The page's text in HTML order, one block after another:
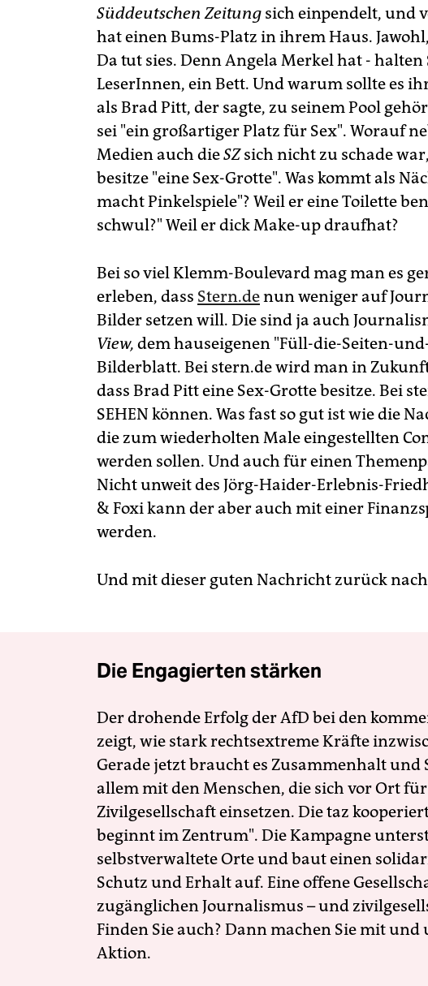
Süddeutschen Zeitung sich einpendelt, und
hat einen Bums-Platz in ihrem Haus.
Da tut sies. Denn Angela Merkel hat - halten
LeserInnen, ein Bett. Und warum sollte es
als Brad Pitt, der sagte, zu seinem Pool
sei "ein großartiger Platz für Sex". Worauf
Medien auch dieSZsich nicht zu schade
besitze "eine Sex-Grotte". Was kommt als
macht Pinkelspiele"? Weil er eine Toilette
schwul?" Weil er dick Make-up draufhat?
Bei so viel Klemm-Boulevard mag man es
erleben, dass Stern.denun weniger auf
Bilder setzen will. Die sind ja auch
View, dem hauseigenen "Füll-die-Seiten-
Bilderblatt. Bei stern.de wird man in Zukunft
dass Brad Pitt eine Sex-Grotte besitze. Bei
SEHEN können. Was fast so gut ist wie die
die zum wiederholten Male eingestellten
werden sollen. Und auch für einen
Nicht unweit des Jörg-Haider-Erlebnis-
& Foxi kann der aber auch mit einer
werden.
Und mit dieser guten Nachricht zurück
Die Engagierten stärken
Der drohende Erfolg der AfD bei den
zeigt, wie stark rechtsextreme Kräfte
Gerade jetzt braucht es Zusammenhalt
allem mit den Menschen, die sich vor Ort
Zivilgesellschaft einsetzen. Die taz
beginnt im Zentrum". Die Kampagne
selbstverwaltete Orte und baut einen
Schutz und Erhalt auf. Eine offene
zugänglichen Journalismus – und
Finden Sie auch? Dann machen Sie mit
Aktion.